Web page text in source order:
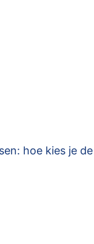
hoe kies je de